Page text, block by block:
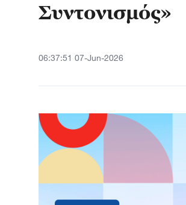
Συντονισμός»
06:37:51 07-Jun-2026